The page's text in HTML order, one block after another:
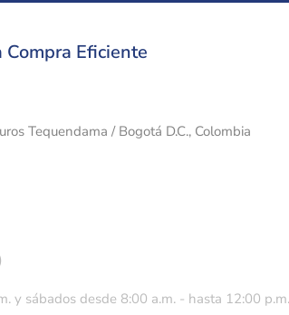
Eficiente
Tequendama / Bogotá D.C., Colombia
y sábados desde 8:00 a.m. - hasta 12:00 p.m.